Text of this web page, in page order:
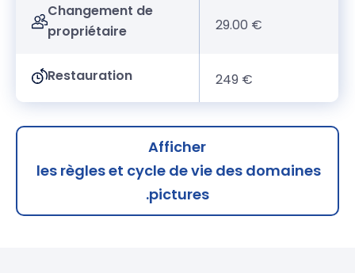
Changement de
propriétaire
29.00 €
Restauration 249 €
Afficher
les règles et cycle de vie des domaines
.pictures